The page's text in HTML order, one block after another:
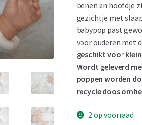
benen en hoofdje
gezichtje met
babypop past
voor ouderen met
geschikt voor
Wordt geleverd
poppen worden
recycle doos
2 op voorraad